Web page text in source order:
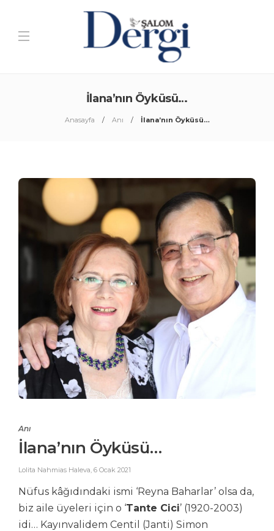
İlana’nın Öyküsü…
Anasayfa Anı İlana’nın Öyküsü…
Anı
İlana’nın Öyküsü…
Lolita Nahmias Haleva, 6 Ocak 2021
Nüfus kâğıdındaki ismi ‘Reyna Baharlar’ olsa da,
biz aile üyeleri için o ‘Tante Cici’ (1920-2003)
idi… Kayınvalidem Centil (Janti) Simon